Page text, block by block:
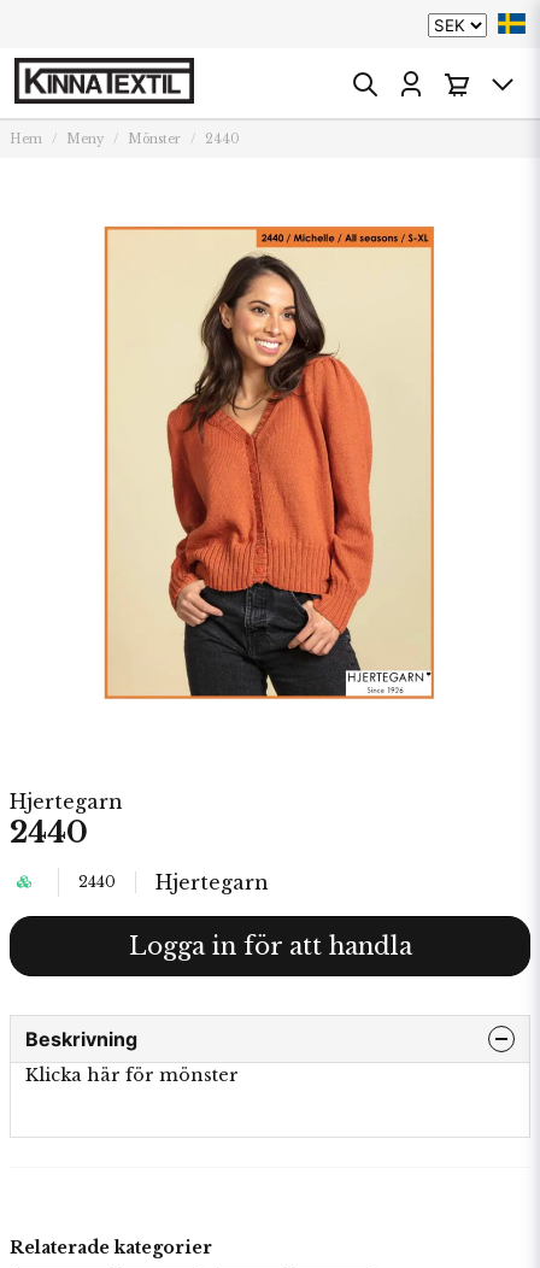
Hem Meny Mönster 2440
Hjertegarn
2440
2440 Hjertegarn
Logga in för att handla
Beskrivning
Klicka här för mönster
Relaterade kategorier